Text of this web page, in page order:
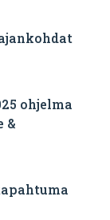
ohjelma
&